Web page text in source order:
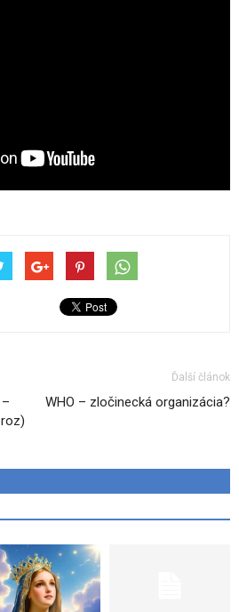
Ďalší článok
WHO – zločinecká organizácia?